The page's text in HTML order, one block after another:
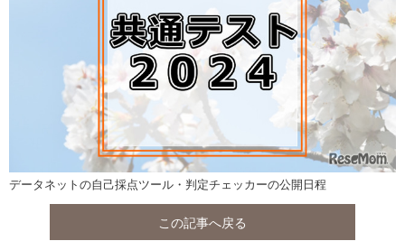
データネットの自己採点ツール・判定チェッカーの公開日程
この記事へ戻る